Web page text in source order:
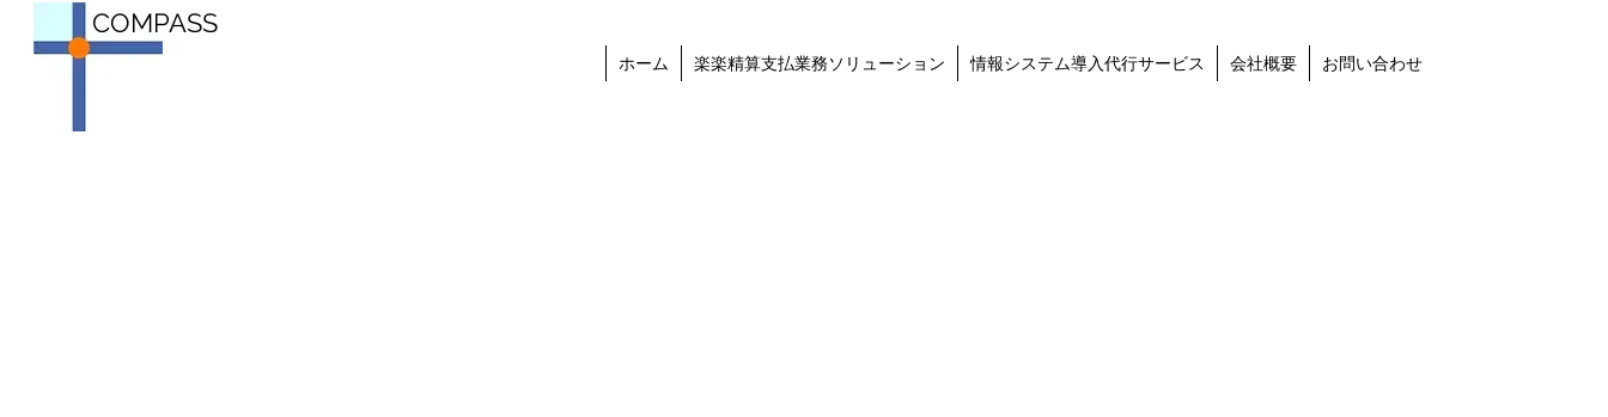
COMPASS
ホーム 楽楽精算支払業務ソリューション 情報システム導入代行サービス 会社概要 お問い合わせ